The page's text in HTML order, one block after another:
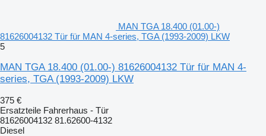
MAN TGA 18.400 (01.00-)
81626004132 Tür für MAN 4-series, TGA (1993-2009) LKW
5
MAN TGA 18.400 (01.00-) 81626004132 Tür für MAN 4-
series, TGA (1993-2009) LKW
375 €
Ersatzteile Fahrerhaus - Tür
81626004132 81.62600-4132
Diesel